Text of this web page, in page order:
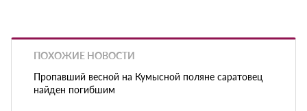
ПОХОЖИЕ НОВОСТИ
Пропавший весной на Кумысной поляне саратовец
найден погибшим